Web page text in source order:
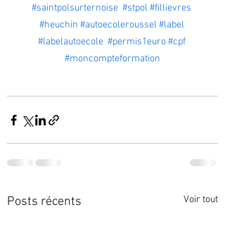
#saintpolsurternoise #stpol #fillievres
#heuchin #autoecoleroussel #label
#labelautoecole #permis1euro #cpf
#moncompteformation
Posts récents Voir tout